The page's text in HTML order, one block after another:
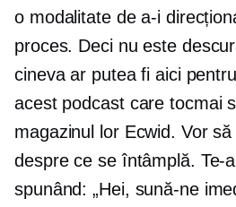
o modalitate de a-i
proces. Deci nu este
cineva ar putea fi aici
acest podcast care tocmai
magazinul lor Ecwid. Vor
despre ce se întâmplă. Te-
spunând: „Hei, sună-ne